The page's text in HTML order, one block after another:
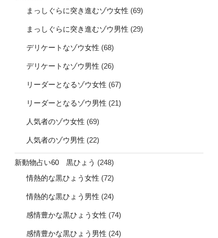
まっしぐらに突き進むゾウ女性 (69)
まっしぐらに突き進むゾウ男性 (29)
デリケートなゾウ女性 (68)
デリケートなゾウ男性 (26)
リーダーとなるゾウ女性 (67)
リーダーとなるゾウ男性 (21)
人気者のゾウ女性 (69)
人気者のゾウ男性 (22)
新動物占い60 黒ひょう (248)
情熱的な黒ひょう女性 (72)
情熱的な黒ひょう男性 (24)
感情豊かな黒ひょう女性 (74)
感情豊かな黒ひょう男性 (24)